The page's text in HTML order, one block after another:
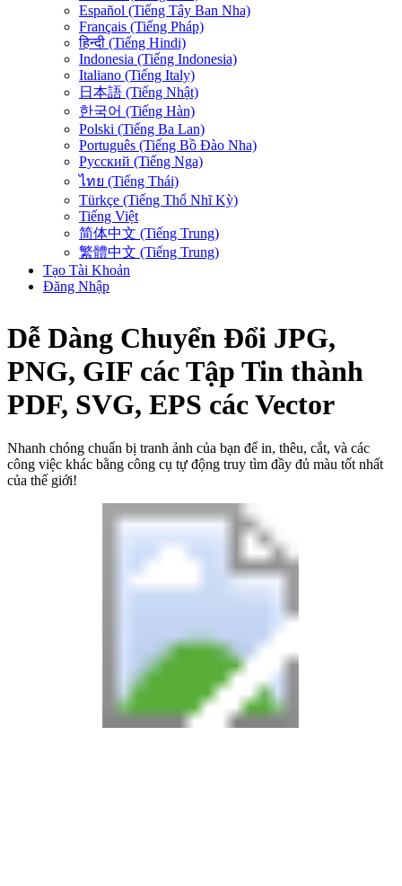
Español (Tiếng Tây Ban Nha)
Français (Tiếng Pháp)
हिन्दी (Tiếng Hindi)
Indonesia (Tiếng Indonesia)
Italiano (Tiếng Italy)
日本語 (Tiếng Nhật)
한국어 (Tiếng Hàn)
Polski (Tiếng Ba Lan)
Português (Tiếng Bồ Đào Nha)
Русский (Tiếng Nga)
ไทย (Tiếng Thái)
Türkçe (Tiếng Thổ Nhĩ Kỳ)
Tiếng Việt
简体中文 (Tiếng Trung)
繁體中文 (Tiếng Trung)
Tạo Tài Khoản
Đăng Nhập
Dễ Dàng Chuyển Đổi JPG,
PNG, GIF các Tập Tin thành
PDF, SVG, EPS các Vector
Nhanh chóng chuẩn bị tranh ảnh của bạn để in, thêu, cắt, và các
công việc khác bằng công cụ tự động truy tìm đầy đủ màu tốt nhất
của thế giới!